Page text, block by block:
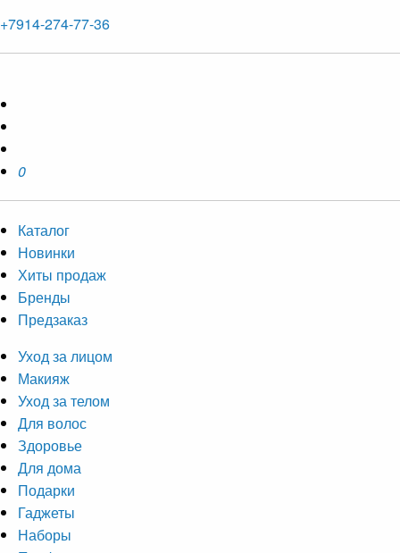
+7914-274-77-36
0
Каталог
Новинки
Хиты продаж
Бренды
Предзаказ
Уход за лицом
Макияж
Уход за телом
Для волос
Здоровье
Для дома
Подарки
Гаджеты
Наборы